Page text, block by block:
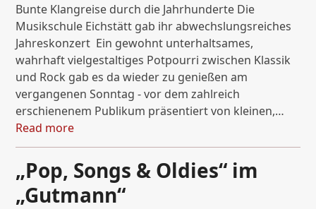
Bunte Klangreise durch die Jahrhunderte Die
Musikschule Eichstätt gab ihr abwechslungsreiches
Jahreskonzert Ein gewohnt unterhaltsames,
wahrhaft vielgestaltiges Potpourri zwischen Klassik
und Rock gab es da wieder zu genießen am
vergangenen Sonntag - vor dem zahlreich
erschienenem Publikum präsentiert von kleinen,…
Read more
„Pop, Songs & Oldies“ im
„Gutmann“